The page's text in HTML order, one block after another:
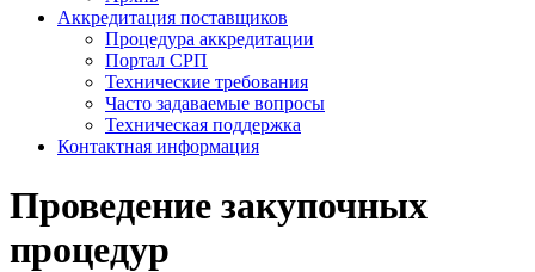
Аккредитация поставщиков
Процедура аккредитации
Портал СРП
Технические требования
Часто задаваемые вопросы
Техническая поддержка
Контактная информация
Проведение закупочных
процедур